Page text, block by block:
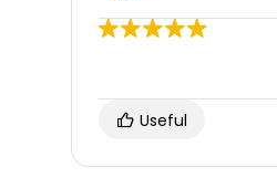
Useful